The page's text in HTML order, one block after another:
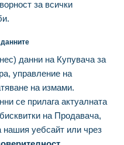
за всички
данни на Купувача за
управление на
на измами.
се прилага актуалната
на Продавача,
уебсайт или чрез